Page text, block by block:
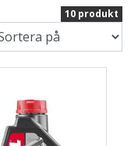
10 produkt